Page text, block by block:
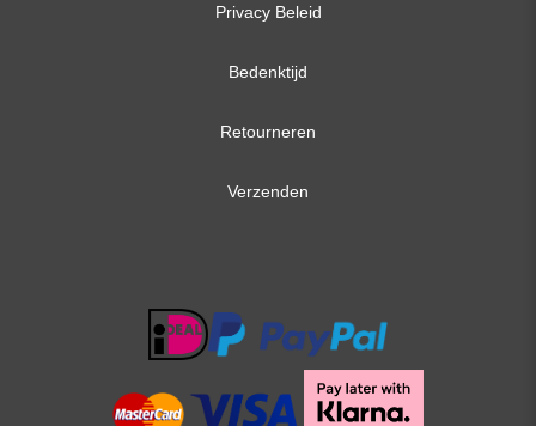
Privacy Beleid
Bedenktijd
Retourneren
Verzenden